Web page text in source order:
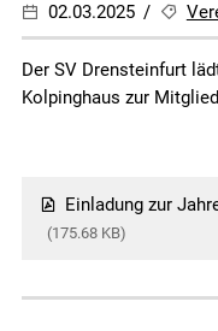
02.03.2025
Der SV Drensteinfurt
Kolpinghaus zur
Einladung zur
(175.68 KB)